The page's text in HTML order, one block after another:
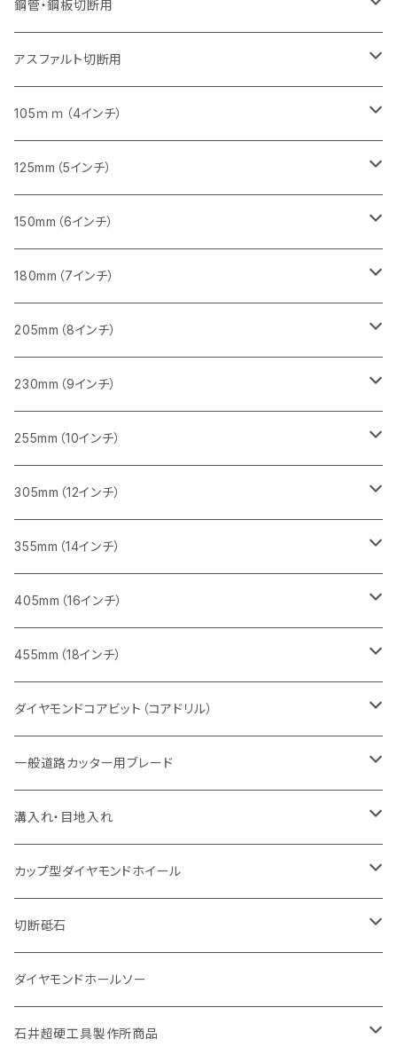
セグメントタイプ（一般道路カッター用
455mm（18インチ）
セグメント（一般道路カッター用
埋設鋳鉄管工事対応タイプ
セグメント（特殊凸凹加工チップ）
355mm（14インチ）
セグメント
セグメント（特殊凸凹加工チップ）
405mm（16インチ）
セグメント
セグメント（一般道路カッター用
473mm（18インチ）
セグメント（一般道路カッター用
255mm（10インチ）
セグメントタイプ
305mm（12インチ）
セグメント
セグメント（特殊凸凹加工チップ）
355mm（14インチ）
セグメント
セグメント（特殊凸凹加工チップ）
405mm（16インチ）
セグメントタイプ
355mm（14インチ）
砥石（補強綱入り）
305mm（12インチ）
砥石（補強綱入り）
355mm（14インチ）
砥石（補強綱入り）
鋼管・鋼板切断用
305mm（12インチ）
砥石（補強綱入り）
355mm（14インチ）
砥石（補強綱入り）
アスファルト切断用
255ｍｍ（10インチ）
一般道路カッター用
305ｍｍ（12インチ）
一般道路カッター用
355ｍｍ（14インチ）
一般道路カッター用
405mm（16インチ）
一般道路カッター用
455ｍｍ（18インチ）
一般道路カッター用
105ｍｍ（4インチ）
タイル切断用
みかげ石（御影石）切断用
コンクリート切断用
ブロック切断用
レンガ切断用
インターロッキング切断用
鋳鉄管切断用
ヒューム管・U字溝切断用
125mm（5インチ）
タイル切断用
みかげ石（御影石）切断用
コンクリート切断用
ブロック切断用
レンガ切断用
インターロッキング切断用
鋳鉄管切断用
ヒューム管・U字溝切断用
FRP切断用
塩ビ管・キッチンパネル切断用
大理石
150mm（6インチ）
みかげ石（御影石）切断用
コンクリート切断用
ブロック切断用
レンガ切断用
インターロッキング切断用
鋳鉄管切断用
ヒューム管・U字溝切断用
180mm（7インチ）
みかげ石（御影石）切断用
コンクリート切断用
ブロック切断用
レンガ切断用
インターロッキング切断用
鋳鉄管切断用
ヒューム管・U字溝切断用
205mm（8インチ）
みかげ石（御影石）切断用
コンクリート切断用
ブロック切断用
レンガ切断用
インターロッキング切断用
鋳鉄管切断用
ヒューム管・U字溝切断用
230mm（9インチ）
みかげ石（御影石）切断用
コンクリート切断用
ブロック切断用
レンガ切断用
インターロッキング切断用
鋳鉄管切断用
ヒューム管・U字溝切断用
255mm（10インチ）
コンクリート切断用
一般道路カッター用
ブロック切断用
レンガ切断用
インターロッキング切断用
一般道路カッター用
ヒューム管・U字溝切断用
アスファルト切断用
一般道路カッター用
305mm（12インチ）
みかげ石（御影石）切断用
セグメント
セグメント（特殊凹凸加工チップ
鉄筋コンクリート切断用
セグメントタイプ
コンクリート切断用
セグメント
セグメント（特殊凸凹加工チップ
ブロック切断用
セグメント
セグメント（特殊凸凹加工チップ
レンガ切断用
セグメント
セグメント（特殊凸凹加工チップ
インターロッキング切断用
セグメントタイプ
一般道路カッター用
鋳鉄管切断用
セグメントタイプ
埋設鋳鉄管工事対応タイプ
ヒューム管・U字溝切断用
セグメント
セグメント（特殊凸凹加工チップ
アスファルト切断用
一般道路カッター用
355mm（14インチ）
みかげ石（御影石）切断用
セグメント
セグメント（特殊凸凹加工チップ
鉄筋コンクリート切断用
セグメントタイプ
コンクリート切断用
セグメント
セグメント（特殊凸凹加工チップ
ブロック切断用
セグメント
セグメント（特殊凸凹加工チップ
レンガ切断用
セグメント
セグメント（特殊凸凹加工チップ
インターロッキング切断用
セグメントタイプ
一般道路カッター用
鋳鉄管切断用
セグメントタイプ
埋設鋳鉄管工事対応タイプ
ヒューム管・U字溝切断用
セグメントタイプ
アスファルト切断用
405mm（16インチ）
みかげ石（御影石）切断用
セグメントタイプ
コンクリート切断用
セグメントタイプ
一般道路カッター用
鉄筋コンクリート切断用
セグメントタイプ
インターロッキング切断用
セグメントタイプ
一般道路カッター用
鋳鉄管切断用
セグメントタイプ
埋設鋳鉄管工事対応タイプ
ヒューム管・U字溝切断用
セグメントタイプ
アスファルト切断用
一般道路カッター用
455mm（18インチ）
道路コンクリート切断用
道路アスファルト切断用
ダイヤモンドコアビット（コアドリル）
Aロット
有効長 250mm
有効長 370mm
Ｃロット
有効長 250mm
M27
有効長 250mm
一般道路カッター用ブレード
道路（アスファルト用）
255mm（10インチ）
305mm（12インチ）
道路（コンクリート舗装面）
255mm（10インチ）
305mm（12インチ）
道路（アス・コン兼用）
305mm（12インチ）
355mm（14インチ）
溝入れ・目地入れ
V型チップ
ストレート型チップ
U型チップ
カップ型ダイヤモンドホイール
100mm（4インチ）
125mm（5インチ）
切断砥石
金属用
305mm（12インチ）
非金属用
ダイヤモンドホールソー
石井超硬工具製作所商品